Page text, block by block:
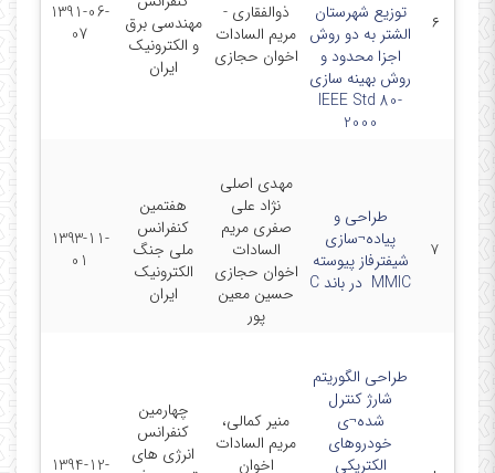
۶
توزیع شهرستان
الشتر به دو روش
اجزا محدود و
روش بهینه سازی
IEEE Std 80-
2000
ذوالفقاری -
مریم السادات
اخوان حجازی
مهندسی برق
و الکترونیک
ایران
1391-06-
07
۷
طراحی و
پیاده¬سازی
شیفترفاز پیوسته
MMIC ‌ در باند C
مهدی اصلی
نژاد علی
صفری مریم
السادات
اخوان حجازی
حسین معین
پور
هفتمین
کنفرانس
ملی جنگ
الکترونیک
ایران
1393-11-
01
طراحی الگوریتم
شارژ کنترل
شده¬ی
خودروهای
الکتریکی
منیر کمالی،
مریم السادات
اخوان
چهارمین
کنفرانس
انرژی های
1394-12-